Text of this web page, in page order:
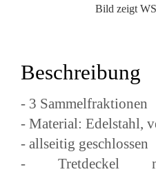
Bild zeigt
Beschreibung
- 3 Sammelfraktionen
- Material: Edelstahl,
- allseitig geschlossen
- Tretdeckel